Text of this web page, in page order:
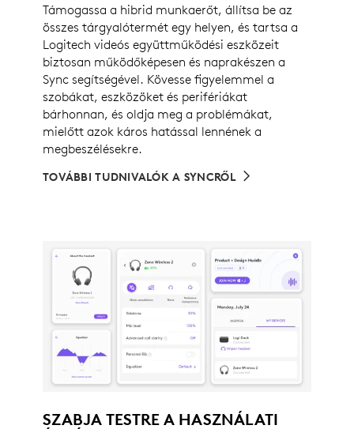
Támogassa a hibrid munkaerőt, állítsa be az
összes tárgyalótermét egy helyen, és tartsa a
Logitech videós együttműködési eszközeit
biztosan működőképesen és naprakészen a
Sync segítségével. Kövesse figyelemmel a
szobákat, eszközöket és perifériákat
bárhonnan, és oldja meg a problémákat,
mielőtt azok káros hatással lennének a
megbeszélésekre.
TOVÁBBI TUDNIVALÓK A SYNCRŐL
SZABJA TESTRE A HASZNÁLATI